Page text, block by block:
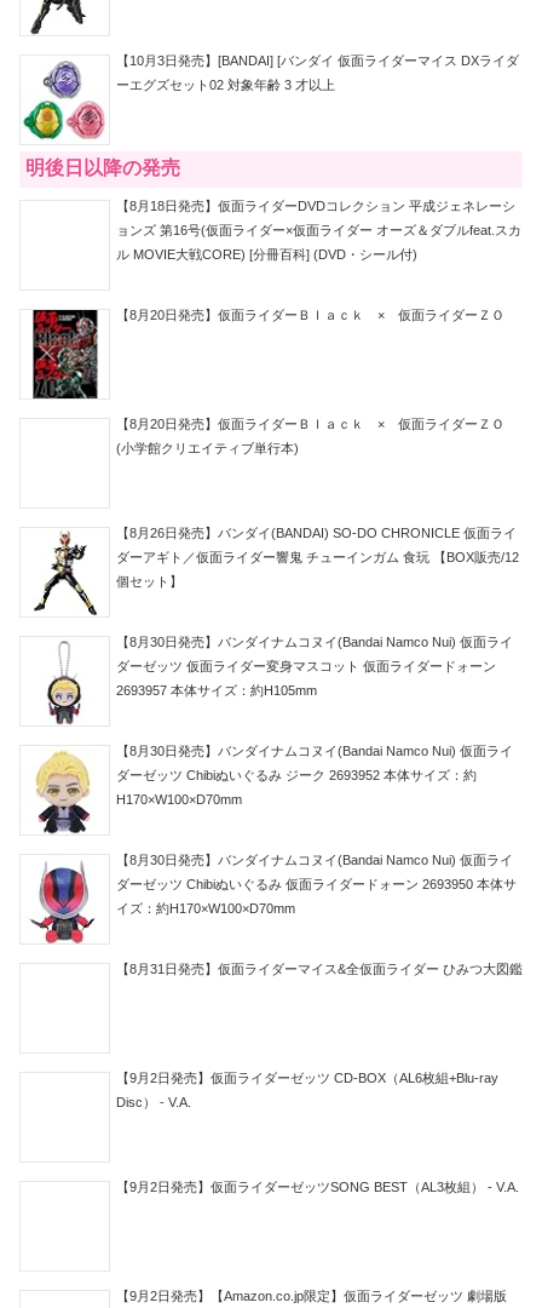
【10月3日発売】[BANDAI] [バンダイ 仮面ライダーマイス DXライダ
ーエグズセット02 対象年齢 3 才以上
明後日以降の発売
【8月18日発売】仮面ライダーDVDコレクション 平成ジェネレーシ
ョンズ 第16号(仮面ライダー×仮面ライダー オーズ＆ダブルfeat.スカ
ル MOVIE大戦CORE) [分冊百科] (DVD・シール付)
【8月20日発売】仮面ライダーＢｌａｃｋ × 仮面ライダーＺＯ
【8月20日発売】仮面ライダーＢｌａｃｋ × 仮面ライダーＺＯ
(小学館クリエイティブ単行本)
【8月26日発売】バンダイ(BANDAI) SO-DO CHRONICLE 仮面ライ
ダーアギト／仮面ライダー響鬼 チューインガム 食玩 【BOX販売/12
個セット】
【8月30日発売】バンダイナムコヌイ(Bandai Namco Nui) 仮面ライ
ダーゼッツ 仮面ライダー変身マスコット 仮面ライダードォーン
2693957 本体サイズ：約H105mm
【8月30日発売】バンダイナムコヌイ(Bandai Namco Nui) 仮面ライ
ダーゼッツ Chibiぬいぐるみ ジーク 2693952 本体サイズ：約
H170×W100×D70mm
【8月30日発売】バンダイナムコヌイ(Bandai Namco Nui) 仮面ライ
ダーゼッツ Chibiぬいぐるみ 仮面ライダードォーン 2693950 本体サ
イズ：約H170×W100×D70mm
【8月31日発売】仮面ライダーマイス&全仮面ライダー ひみつ大図鑑
【9月2日発売】仮面ライダーゼッツ CD-BOX（AL6枚組+Blu-ray
Disc） - V.A.
【9月2日発売】仮面ライダーゼッツSONG BEST（AL3枚組） - V.A.
【9月2日発売】【Amazon.co.jp限定】仮面ライダーゼッツ 劇場版